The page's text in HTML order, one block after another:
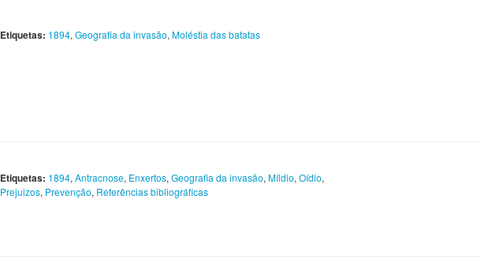
Etiquetas: 1894, Geografia da invasão, Moléstia das batatas
Etiquetas: 1894, Antracnose, Enxertos, Geografia da invasão, Míldio, Oídio,
Prejuizos, Prevenção, Referências bibliográficas